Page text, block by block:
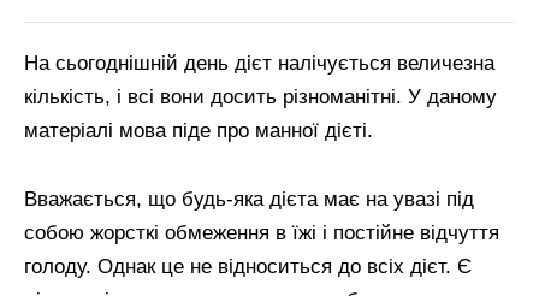
На сьогоднішній день дієт налічується величезна
кількість, і всі вони досить різноманітні. У даному
матеріалі мова піде про манної дієті.
Вважається, що будь-яка дієта має на увазі під
собою жорсткі обмеження в їжі і постійне відчуття
голоду. Однак це не відноситься до всіх дієт. Є